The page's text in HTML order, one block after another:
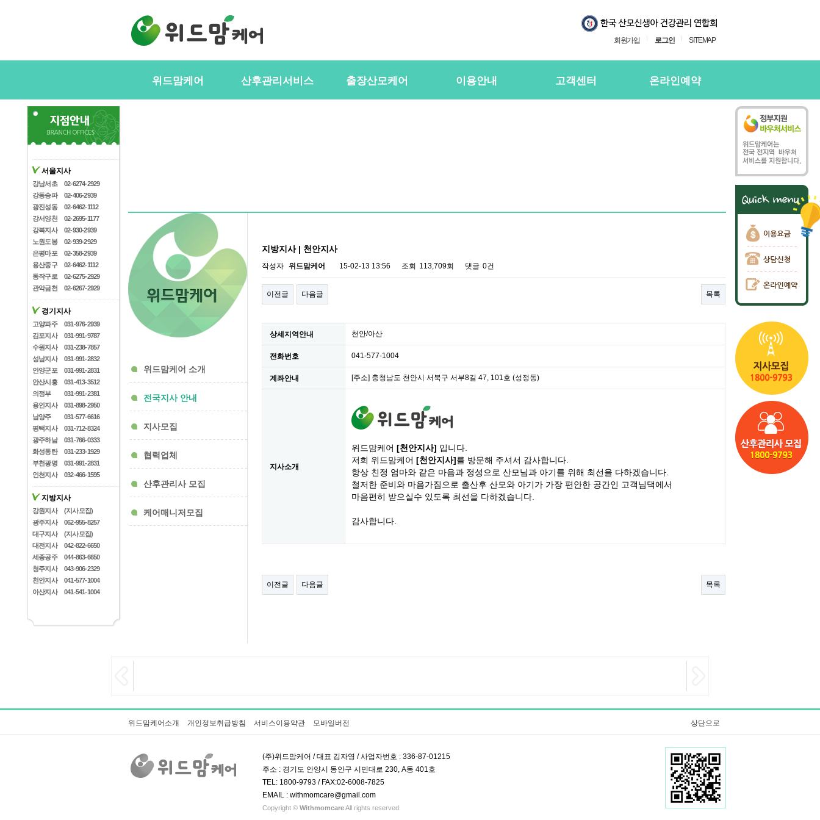
회원가입 로그인 SITEMAP
위드맘케어 산후관리서비스 출장산모케어 이용안내 고객센터 온라인예약
위드맘케어 소개
전국지사 안내
지사모집
협력업체
산후관리사 모집
케어매니저모집
서울지사
강남서초
02-6274-2929
강동송파
02-406-2939
광진성동
02-6462-1112
강서양천
02-2695-1177
강북지사
02-930-2939
노원도봉
02-939-2929
은평마포
02-358-2939
용산중구
02-6462-1112
동작구로
02-6275-2929
관악금천
02-6267-2929
경기지사
고양파주
031-976-2939
김포지사
031-991-9787
수원지사
031-238-7857
성남지사
031-991-2832
안양군포
031-991-2831
안산시흥
031-413-3512
의정부
031-991-2381
용인지사
031-898-2950
남양주
031-577-6616
평택지사
031-712-8324
광주하남
031-766-0333
화성동탄
031-233-1929
부천광명
031-991-2831
인천지사
032-466-1595
지방지사
강원지사
(지사모집)
광주지사
062-955-8257
대구지사
(지사모집)
대전지사
042-822-6650
세종공주
044-863-6650
청주지사
043-906-2329
천안지사
041-577-1004
아산지사
041-541-1004
지방지사 | 천안지사
작성자 위드맘케어 15-02-13 13:56 조회 113,709회 댓글 0건
이전글 다음글 목록
상세지역안내 천안/아산
전화번호 041-577-1004
계좌안내 [주소] 충청남도 천안시 서북구 서부8길 47, 101호 (성정동)
지사소개
위드맘케어 [천안지사] 입니다.
저희 위드맘케어 [천안지사]를 방문해 주셔서 감사합니다.
항상 친정 엄마와 같은 마음과 정성으로 산모님과 아기를 위해 최선을 다하겠습니다.
철저한 준비와 마음가짐으로 출산후 산모와 아기가 가장 편안한 공간인 고객님댁에서
마음편히 받으실수 있도록 최선을 다하겠습니다.
감사합니다.
이전글 다음글 목록
위드맘케어소개 개인정보취급방침 서비스이용약관 모바일버전 상단으로
(주)위드맘케어 / 대표 김자영 / 사업자번호 : 336-87-01215
주소 : 경기도 안양시 동안구 시민대로 230, A동 401호
TEL: 1800-9793 / FAX:02-6008-7825
EMAIL : withmomcare@gmail.com
Copyright © WithmomcareAll rights reserved.